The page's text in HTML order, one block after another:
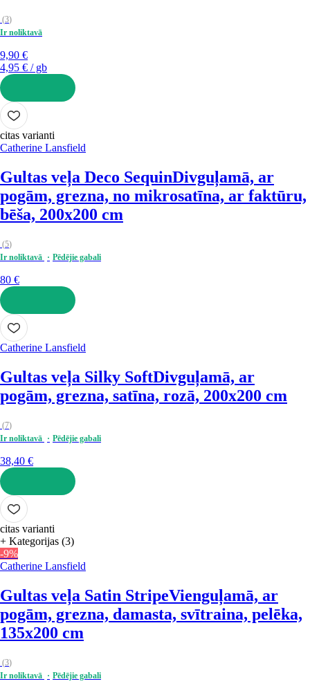
(3)
Ir noliktavā
9,90 €
4,95 € / gb
LIKT GROZĀ
citas varianti
Catherine Lansfield
Gultas veļa Deco SequinDivguļamā, ar
pogām, grezna, no mikrosatīna, ar faktūru,
bēša, 200x200 cm
(5)
Ir noliktavā
Pēdējie gabali
80 €
LIKT GROZĀ
Catherine Lansfield
Gultas veļa Silky SoftDivguļamā, ar
pogām, grezna, satīna, rozā, 200x200 cm
(7)
Ir noliktavā
Pēdējie gabali
38,40 €
LIKT GROZĀ
citas varianti
+ Kategorijas (3)
-9%
Catherine Lansfield
Gultas veļa Satin StripeVienguļamā, ar
pogām, grezna, damasta, svītraina, pelēka,
135x200 cm
(3)
Ir noliktavā
Pēdējie gabali